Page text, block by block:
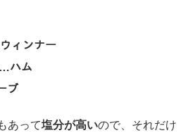
ィンナー
ハム
ブ
あって塩分が高いので、それだけ